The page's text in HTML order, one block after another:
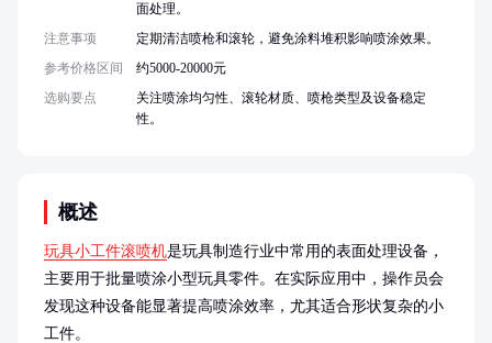
概述
玩具小工件滚喷机是玩具制造行业中常用的表面处理设备，
主要用于批量喷涂小型玩具零件。在实际应用中，操作员会
发现这种设备能显著提高喷涂效率，尤其适合形状复杂的小
工件。
面处理。
注意事项
定期清洁喷枪和滚轮，避免涂料堆积影响喷涂效果。
参考价格区间
约5000-20000元
选购要点
关注喷涂均匀性、滚轮材质、喷枪类型及设备稳定
性。